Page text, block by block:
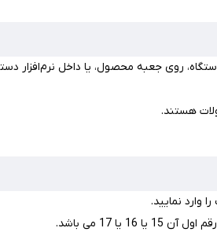
روی جعبه محصول، یا داخل نرم‌افزار
وارد نمایید.